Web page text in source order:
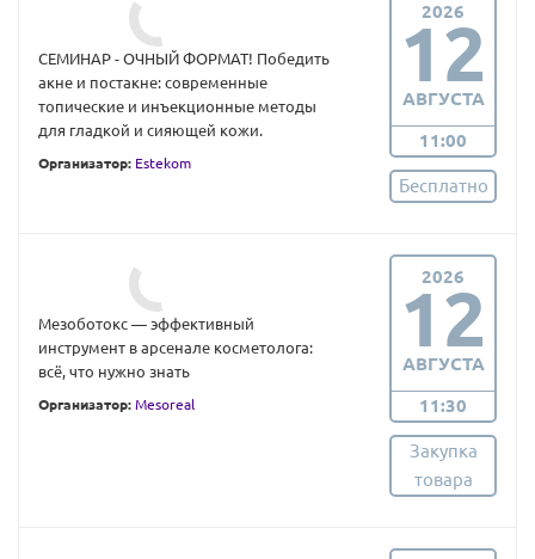
СЕМИНАР - ОЧНЫЙ ФОРМАТ! Победить
акне и постакне: современные
топические и инъекционные методы
для гладкой и сияющей кожи.
Организатор: Estekom
2026
12
АВГУСТА
11:00
Бесплатно
Мезоботокс — эффективный
инструмент в арсенале косметолога:
всё, что нужно знать
Организатор: Mesoreal
2026
12
АВГУСТА
11:30
Закупка
товара